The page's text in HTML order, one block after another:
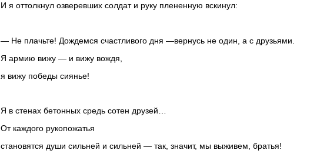
И я оттолкнул озверевших солдат и руку плененную вскинул:
— Не плачьте! Дождемся счастливого дня —вернусь не один, а с друзьями.
Я армию вижу — и вижу вождя,
я вижу победы сиянье!
Я в стенах бетонных средь сотен друзей…
От каждого рукопожатья
становятся души сильней и сильней — так, значит, мы выживем, братья!